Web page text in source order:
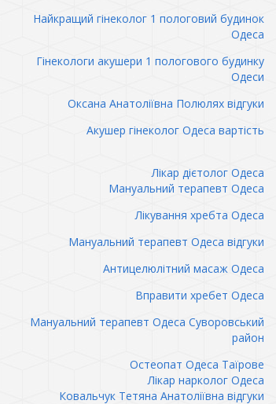
Найкращий гінеколог 1 пологовий будинок
Одеса
Гінекологи акушери 1 пологового будинку
Одеси
Оксана Анатоліївна Полюлях відгуки
Акушер гінеколог Одеса вартість
Лікар дієтолог Одеса
Мануальний терапевт Одеса
Лікування хребта Одеса
Мануальний терапевт Одеса відгуки
Антицелюлітний масаж Одеса
Вправити хребет Одеса
Мануальний терапевт Одеса Суворовський
район
Остеопат Одеса Таїрове
Лікар нарколог Одеса
Ковальчук Тетяна Анатоліївна відгуки